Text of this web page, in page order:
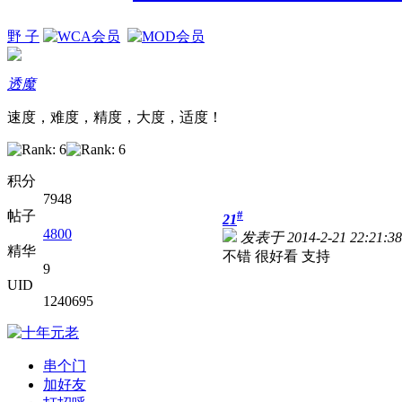
野 子
透魔
速度，难度，精度，大度，适度！
积分
7948
帖子
4800
精华
9
UID
1240695
串个门
加好友
21#
发表于 2014-2-21 22:21:38
不错 很好看 支持